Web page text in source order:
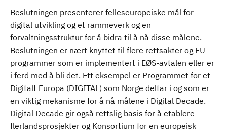
Beslutningen presenterer felleseuropeiske mål for
digital utvikling og et rammeverk og en
forvaltningsstruktur for å bidra til å nå disse målene.
Beslutningen er nært knyttet til flere rettsakter og EU-
programmer som er implementert i EØS-avtalen eller er
i ferd med å bli det. Ett eksempel er Programmet for et
Digitalt Europa (DIGITAL) som Norge deltar i og som er
en viktig mekanisme for å nå målene i Digital Decade.
Digital Decade gir også rettslig basis for å etablere
flerlandsprosjekter og Konsortium for en europeisk